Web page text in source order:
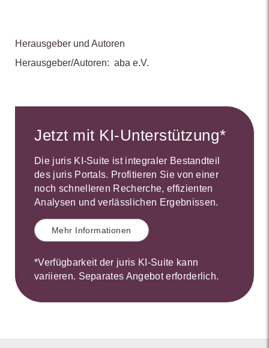
Herausgeber und Autoren
Herausgeber/Autoren: aba e.V.
Jetzt mit KI-Unterstützung*
Die juris KI-Suite ist integraler Bestandteil
des juris Portals. Profitieren Sie von einer
noch schnelleren Recherche, effizienten
Analysen und verlässlichen Ergebnissen.
Mehr Informationen
*Verfügbarkeit der juris KI-Suite kann
variieren. Separates Angebot erforderlich.